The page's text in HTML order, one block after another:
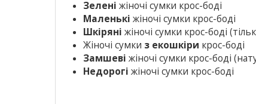
Зелені жіночі сумки крос-боді
Маленькі жіночі сумки крос-боді
Шкіряні жіночі сумки крос-боді
Жіночі сумки з екошкіри крос-боді
Замшеві жіночі сумки крос-боді
Недорогі жіночі сумки крос-боді